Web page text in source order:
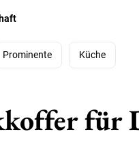
Prominente Küche
für